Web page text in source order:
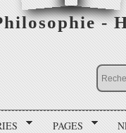
-
PAGES